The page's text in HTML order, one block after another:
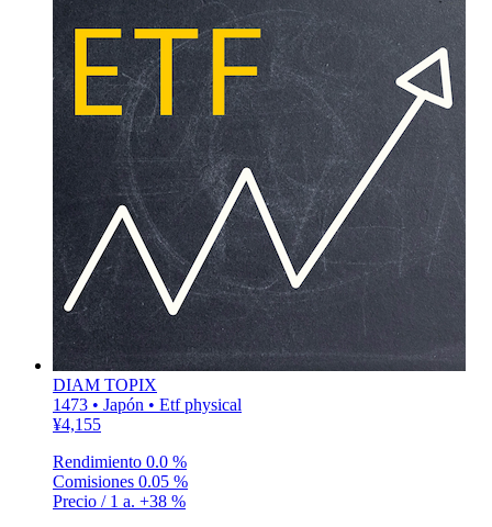
DIAM TOPIX
1473 • Japón • Etf physical
¥4,155
Rendimiento 0.0 %
Comisiones 0.05 %
Precio / 1 a. +38 %